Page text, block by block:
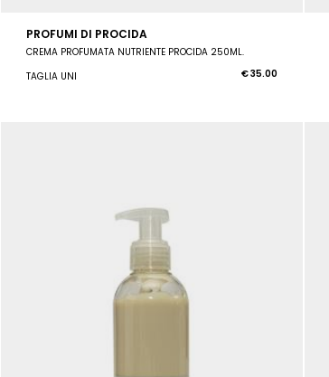
PROFUMI DI PROCIDA
CREMA PROFUMATA NUTRIENTE PROCIDA 250ML.
TAGLIA UNI
€ 35.00